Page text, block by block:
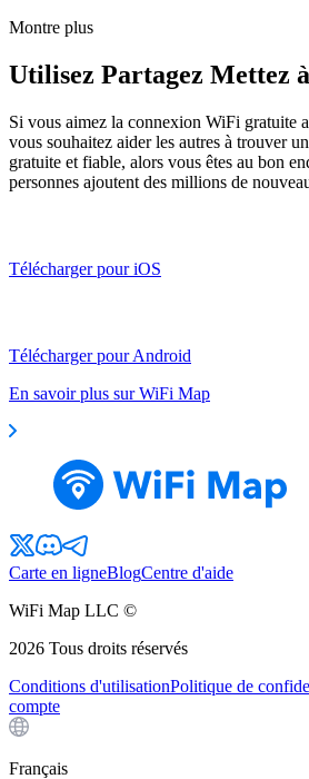
Montre plus
Utilisez Partagez Mettez
Si vous aimez la connexion WiFi gratuite
vous souhaitez aider les autres à trouver
gratuite et fiable, alors vous êtes au bon
personnes ajoutent des millions de
Télécharger pour iOS
Télécharger pour Android
En savoir plus sur WiFi Map
Carte en ligneBlogCentre d'aide
WiFi Map LLC ©
2026 Tous droits réservés
Conditions d'utilisationPolitique de
compte
Français